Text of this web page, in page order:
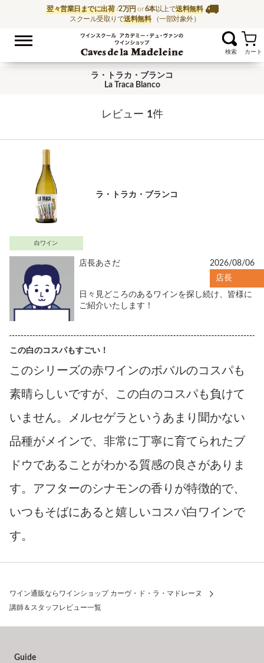
翌々営業日までに出荷/2万円 or6本以上で送料無料
スクール受取りで送料無料 （一部対象外）
ワイン通販ならワイ
お気に入
ラ・トラカ・ブランコ
La Traca Blanco
レビュー 1件
白ワイン
ラ・トラカ・ブランコ
店長あさだ
2026/08/06
店長
日々見どころのあるワインを探し続け、皆様に
ご紹介いたします！
この白のコスパもすごい！
このシリーズの赤ワインのボバルのコスパも
素晴らしいですが、この白のコスパも負けて
いません。メルセゲラというあまり聞かない
品種がメインで、非常に丁寧に育てられたブ
ドウであることがわかる質感の良さがありま
す。アフターのシナモンの香りが特徴的で、
いつもそばにあると嬉しいコスパ白ワインで
す。
ワイン通販ならワインショップ カーヴ・ド・ラ・マドレーヌ
講師＆スタッフレビュー一覧
Guide